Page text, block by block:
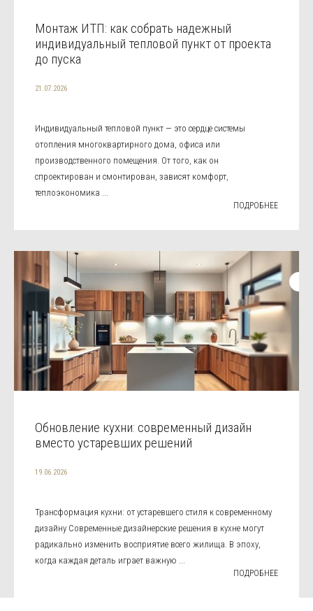
Монтаж ИТП: как собрать надежный
индивидуальный тепловой пункт от проекта
до пуска
21.07.2026
Индивидуальный тепловой пункт — это сердце системы
отопления многоквартирного дома, офиса или
производственного помещения. От того, как он
спроектирован и смонтирован, зависят комфорт,
теплоэкономика ...
ПОДРОБНЕЕ
Обновление кухни: современный дизайн
вместо устаревших решений
19.06.2026
Трансформация кухни: от устаревшего стиля к современному
дизайну Современные дизайнерские решения в кухне могут
радикально изменить восприятие всего жилища. В эпоху,
когда каждая деталь играет важную ...
ПОДРОБНЕЕ